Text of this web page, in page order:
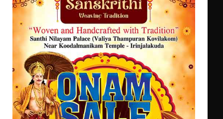
നിക്ഷേപക സംരക്ഷണ സമിതി
ശക്തമായ കാറ്റിന് സാധ്യത – ആഗസ്റ്റ്
12 വരെ മഴ തുടരും, തൃശൂർ
ജില്ലയിൽ മഞ്ഞ അലർട്ട്
ശക്തമായ മഴ തുടരുന്നു – തൃശൂർ
ജില്ലയിൽ എല്ലാ വിദ്യാഭ്യാസ
സ്ഥാപനങ്ങൾക്കും ശനിയാഴ്ച
അവധി